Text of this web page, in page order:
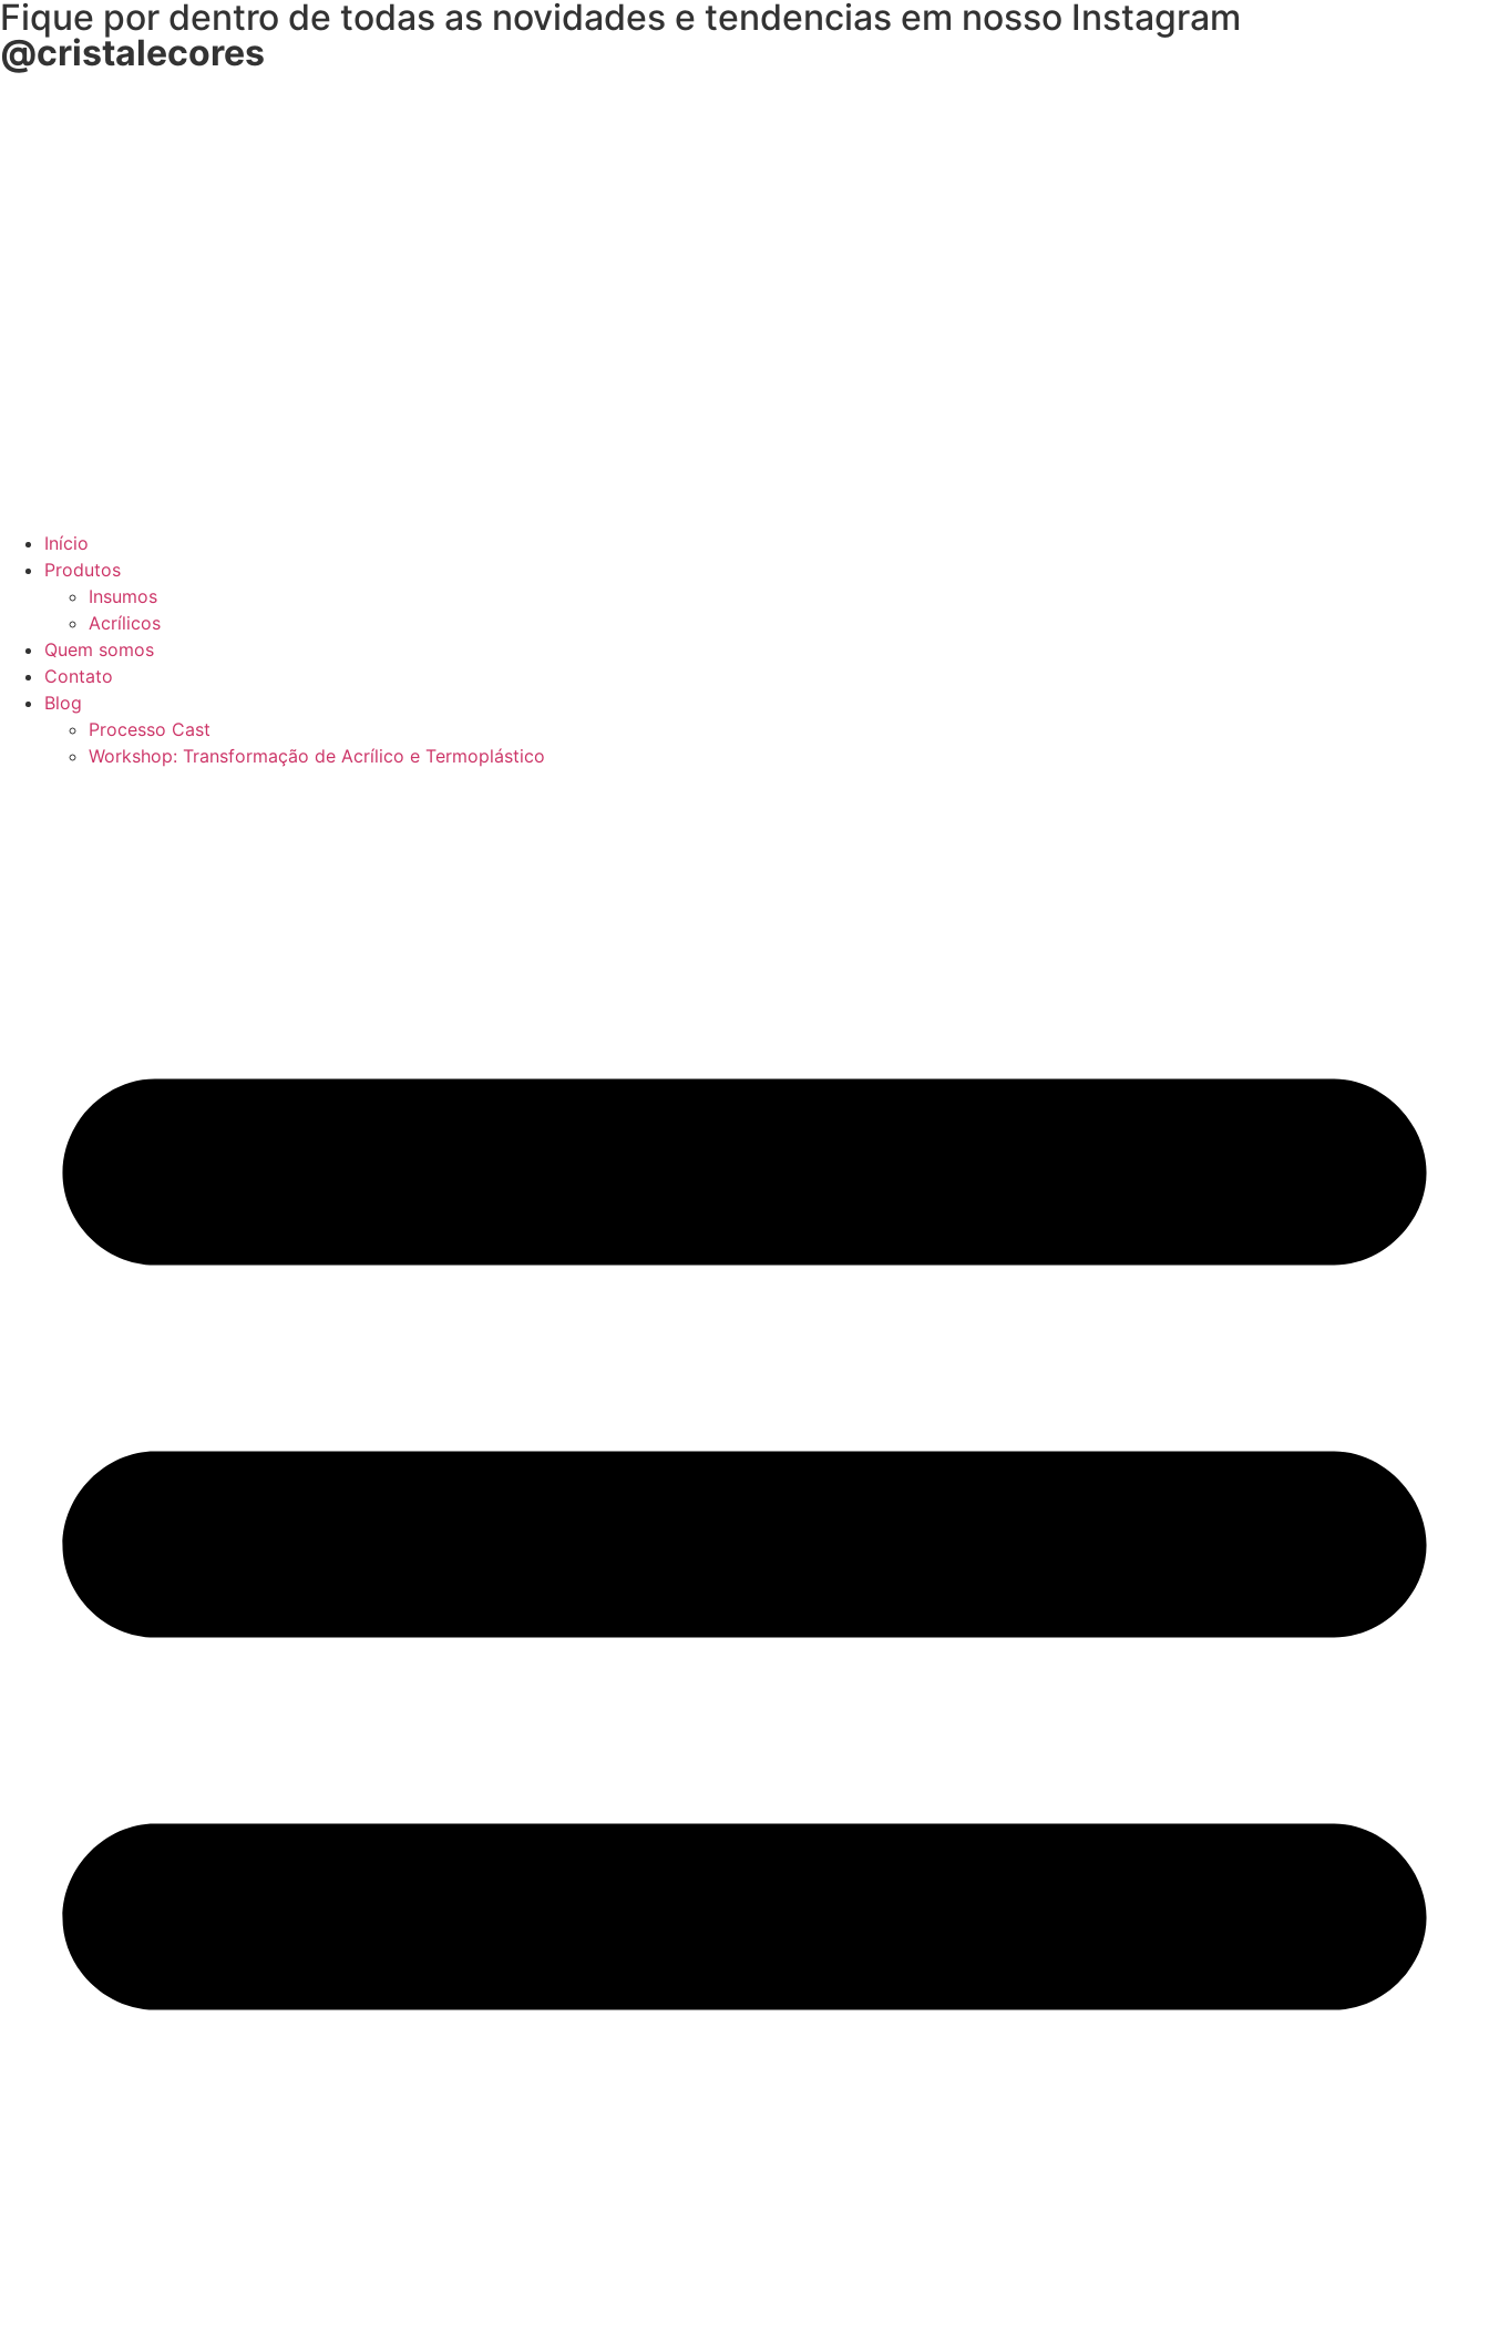
Fique por dentro de todas as novidades e tendencias em nosso Instagram
@cristalecores
Início
Produtos
Insumos
Acrílicos
Quem somos
Contato
Blog
Processo Cast
Workshop: Transformação de Acrílico e Termoplástico